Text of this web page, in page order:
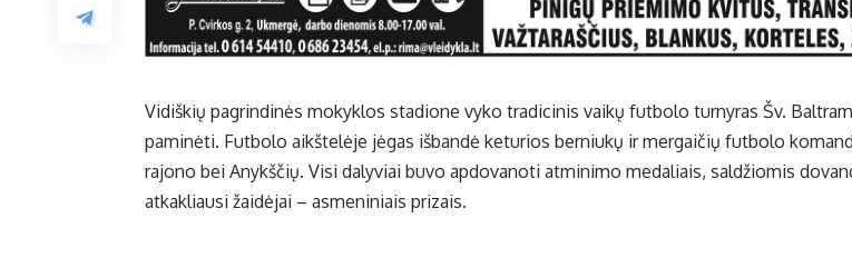
Vidiškių pagrindinės mokyklos stadione vyko tradicinis vaikų futbolo turnyras Šv.
paminėti. Futbolo aikštelėje jėgas išbandė keturios berniukų ir mergaičių futbolo
rajono bei Anykščių. Visi dalyviai buvo apdovanoti atminimo medaliais, saldžiomis
atkakliausi žaidėjai – asmeniniais prizais.